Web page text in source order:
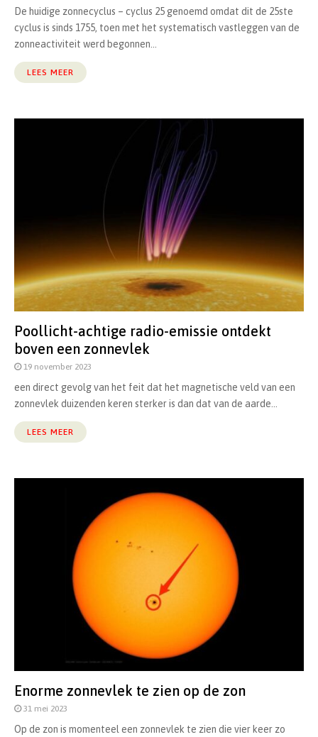
De huidige zonnecyclus – cyclus 25 genoemd omdat dit de 25ste
cyclus is sinds 1755, toen met het systematisch vastleggen van de
zonneactiviteit werd begonnen...
LEES MEER
Poollicht-achtige radio-emissie ontdekt
boven een zonnevlek
19 november 2023
een direct gevolg van het feit dat het magnetische veld van een
zonnevlek duizenden keren sterker is dan dat van de aarde...
LEES MEER
Enorme zonnevlek te zien op de zon
31 mei 2023
Op de zon is momenteel een zonnevlek te zien die vier keer zo